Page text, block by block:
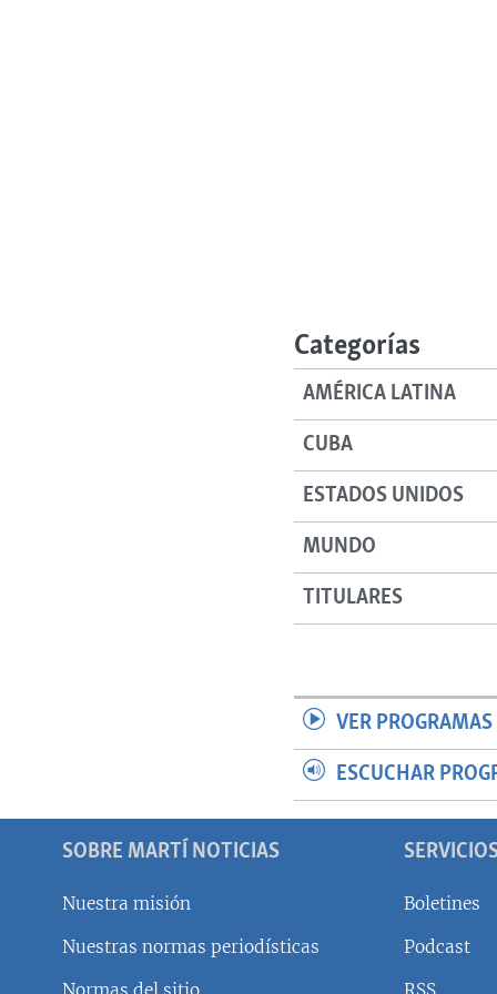
Categorías
AMÉRICA LATINA
CUBA
ESTADOS UNIDOS
MUNDO
TITULARES
VER
ESCUCHAR
SOBRE MARTÍ NOTICIAS
Nuestra misión
Nuestras normas periodísticas
Boletines
Podcast